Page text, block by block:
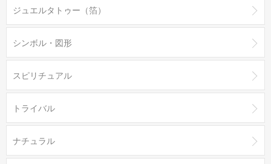
ジュエルタトゥー（箔）
シンボル・図形
スピリチュアル
トライバル
ナチュラル